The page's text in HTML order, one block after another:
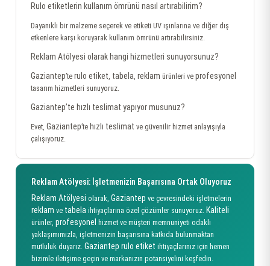
Rulo etiketlerin kullanım ömrünü nasıl artırabilirim?
Dayanıklı bir malzeme seçerek ve etiketi UV ışınlarına ve diğer dış
etkenlere karşı koruyarak kullanım ömrünü artırabilirsiniz.
Reklam Atölyesi olarak hangi hizmetleri sunuyorsunuz?
Gaziantep’te rulo etiket, tabela, reklam ürünleri ve profesyonel
tasarım hizmetleri sunuyoruz.
Gaziantep’te hızlı teslimat yapıyor musunuz?
Evet, Gaziantep’te hızlı teslimat ve güvenilir hizmet anlayışıyla
çalışıyoruz.
Reklam Atölyesi: İşletmenizin Başarısına Ortak Oluyoruz
Reklam Atölyesi olarak, Gaziantep ve çevresindeki işletmelerin
reklam ve tabela ihtiyaçlarına özel çözümler sunuyoruz. Kaliteli
ürünler, profesyonel hizmet ve müşteri memnuniyeti odaklı
yaklaşımımızla, işletmenizin başarısına katkıda bulunmaktan
mutluluk duyarız. Gaziantep rulo etiket ihtiyaçlarınız için hemen
bizimle iletişime geçin ve markanızın potansiyelini keşfedin.